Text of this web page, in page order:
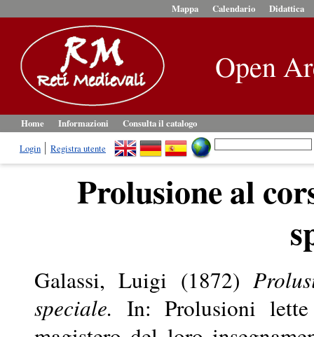
Mappa Calendario Didattica
Open
Home Informazioni
Consulta il catalogo
Login
Registra utente
Prolusione al
Galassi, Luigi (1872)
speciale. In: Prolusioni